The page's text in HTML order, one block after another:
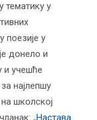
тематику у
поезије у
донело и
и учешће
најлепшу
школској
„Настава